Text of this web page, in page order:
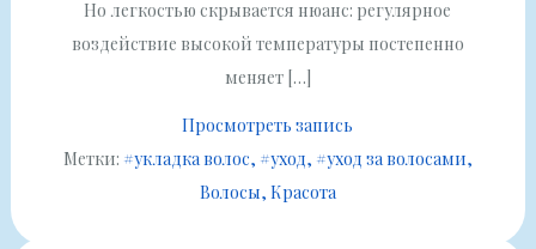
Но легкостью скрывается нюанс: регулярное
воздействие высокой температуры постепенно
меняет […]
Просмотреть запись
Метки: #укладка волос #уход #уход за волосами
Волосы Красота